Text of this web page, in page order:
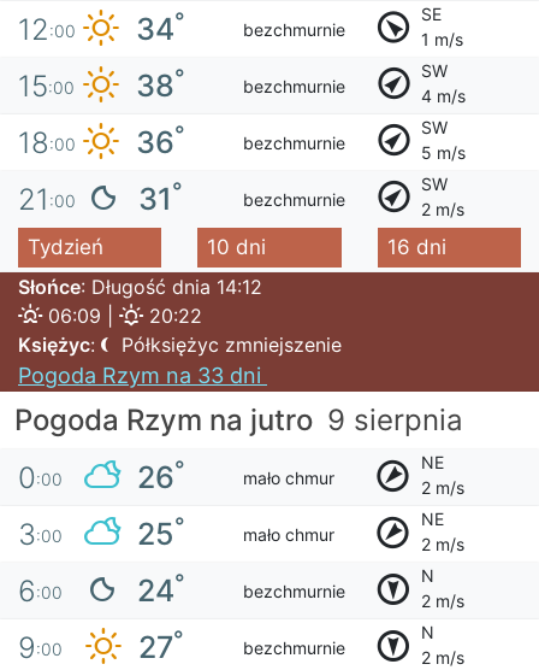
12:00 34° bezchmurnie
SE
1 m/s
15:00 38° bezchmurnie
SW
4 m/s
18:00 36° bezchmurnie
SW
5 m/s
21 :00 31° bezchmurnie
SW
2 m/s
Tydzień 10 dni
16 dni
Słońce: Długość dnia 14:12
06:09 |
20:22
Księżyc: Półksiężyc zmniejszenie
Pogoda Rzym na 33 dni
Pogoda Rzym na jutro 9 sierpnia
0:00 26° mało chmur
NE
2 m/s
3:00 25° mało chmur
NE
2 m/s
6:00 24° bezchmurnie
N
2 m/s
9:00 27° bezchmurnie
N
2 m/s